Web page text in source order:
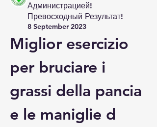
Администрацией!
Превосходный Результат!
8 September 2023
Miglior esercizio
per bruciare i
grassi della pancia
e le maniglie d